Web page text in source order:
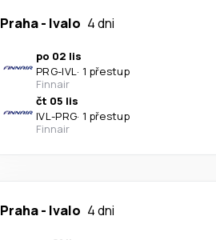
Praha- Ivalo 4 dni
po 02 lis
PRG-IVL · 1 přestup
Finnair
čt 05 lis
IVL -PRG· 1 přestup
Finnair
Praha- Ivalo 4 dni